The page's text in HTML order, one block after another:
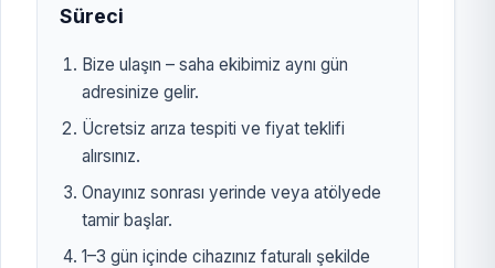
Süreci
Bize ulaşın – saha ekibimiz aynı gün
adresinize gelir.
Ücretsiz arıza tespiti ve fiyat teklifi
alırsınız.
Onayınız sonrası yerinde veya atölyede
tamir başlar.
1–3 gün içinde cihazınız faturalı şekilde